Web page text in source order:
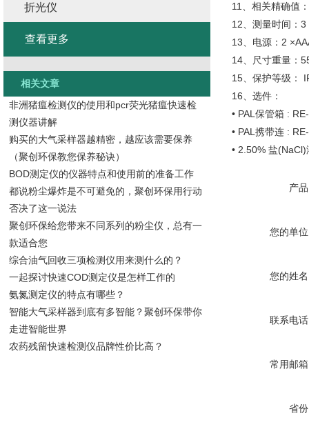
11、相关精确值
12、测量时间：
13、电源：2
14、尺寸重量：
15、保护等级：
16、选件：
• PAL保管箱 :
• PAL携带连 :
• 2.50% 盐
产
您的单
您的姓
联系电
常用邮
省
折光仪
查看更多
相关文章
非洲猪瘟检测仪的使用和pcr荧光猪瘟快速检
测仪器讲解
购买的大气采样器越精密，越应该需要保养
（聚创环保教您保养秘诀）
BOD测定仪的仪器特点和使用前的准备工作
都说粉尘爆炸是不可避免的，聚创环保用行动
否决了这一说法
聚创环保给您带来不同系列的粉尘仪，总有一
款适合您
综合油气回收三项检测仪用来测什么的？
一起探讨快速COD测定仪是怎样工作的
氨氮测定仪的特点有哪些？
智能大气采样器到底有多智能？聚创环保带你
走进智能世界
农药残留快速检测仪品牌性价比高？